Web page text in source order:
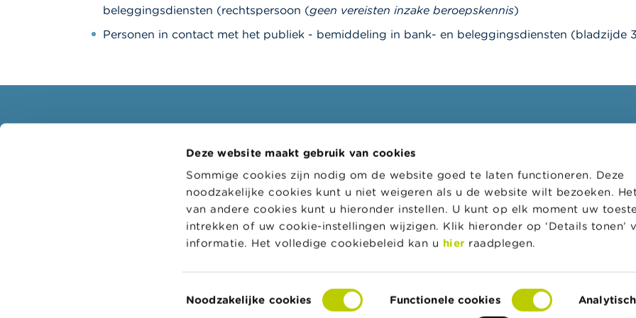
Deze website maakt gebruik van cookies
Sommige cookies zijn nodig om de website goed te laten functioneren. Deze
noodzakelijke cookies kunt u niet weigeren als u de website wilt bezoeken.
van andere cookies kunt u hieronder instellen. U kunt op elk moment uw
intrekken of uw cookie-instellingen wijzigen. Klik hieronder op ‘Details tonen’
informatie. Het volledige cookiebeleid kan u hier raadplegen.
Noodzakelijke cookies Functionele cookies
beleggingsdiensten (rechtspersoon (geen vereisten inzake beroepskennis)
Personen in contact met het publiek - bemiddeling in bank- en beleggingsdiensten (bladzijde
Waarschuwingen & sancties
Voor uw vragen over geld: Wikifin
Doelgroepen
Thema's
Digitaal loket
Administratieve sancties
College van toezicht op de
Nieuws & Waarschuwingen
Links
Contact
Bestelformulier